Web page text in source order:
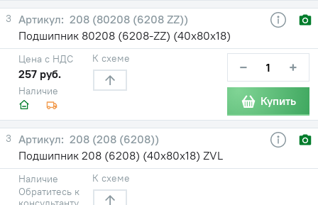
3
208 (80208 (6208 ZZ))
Подшипник 80208 (6208-ZZ) (40х80х18)
Наличие
Цена с НДС
257 руб.
К схеме − +
Купить
3
208 (208 (6208))
Подшипник 208 (6208) (40х80х18) ZVL
Наличие
Обратитесь к
К схеме